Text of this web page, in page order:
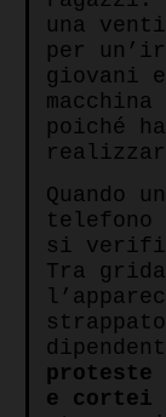
una
per
giovani
poiché
Quando
telefono
si
Tra
proteste
e cortei